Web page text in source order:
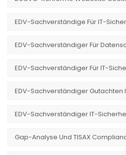
EDV-Sachverständige Für IT-
EDV-Sachverständiger Für
EDV-Sachverständiger Für IT-
EDV-Sachverständiger Gutachten
EDV-Sachverständiger IT-
Gap-Analyse Und TISAX